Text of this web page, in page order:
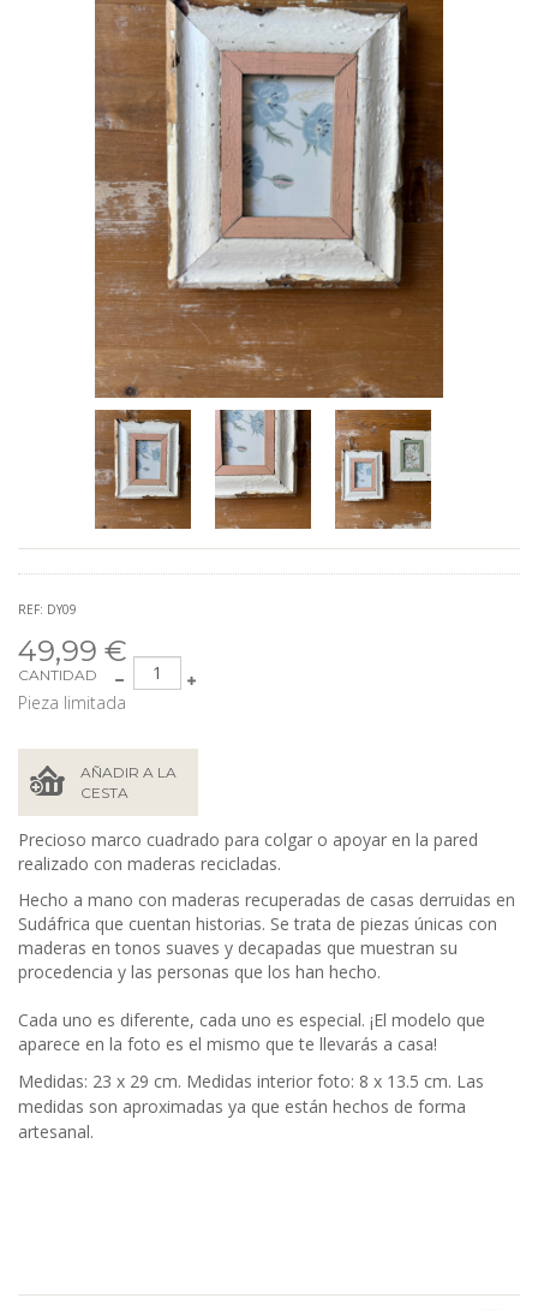
REF: DY09
49,99 €
CANTIDAD
Pieza limitada
AÑADIR A LA
CESTA
Precioso marco cuadrado para colgar o apoyar en la pared
realizado con maderas recicladas.
Hecho a mano con maderas recuperadas de casas derruidas en
Sudáfrica que cuentan historias. Se trata de piezas únicas con
maderas en tonos suaves y decapadas que muestran su
procedencia y las personas que los han hecho.
Cada uno es diferente, cada uno es especial. ¡El modelo que
aparece en la foto es el mismo que te llevarás a casa!
Medidas: 23 x 29 cm. Medidas interior foto: 8 x 13.5 cm. Las
medidas son aproximadas ya que están hechos de forma
artesanal.